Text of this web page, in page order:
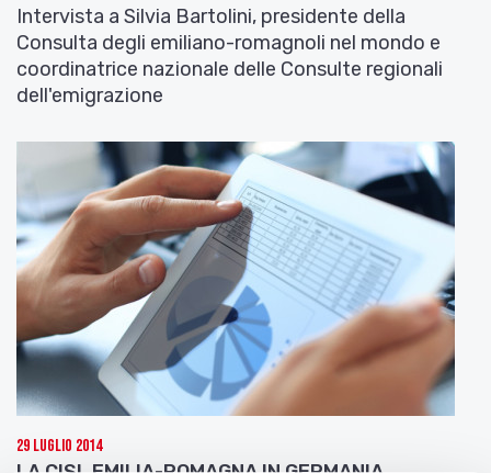
Intervista a Silvia Bartolini, presidente della
Consulta degli emiliano-romagnoli nel mondo e
coordinatrice nazionale delle Consulte regionali
dell'emigrazione
29 Luglio 2014